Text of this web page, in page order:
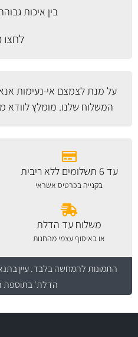
בין איכות
לחצו
על מנת לצמצם אי-נעימות
המשלוח שלנו. מומלץ לוודא
עד 6 תשלומים ללא ריבית
בקנייה בכרטיס אשראי
משלוח עד הדלת
או באיסוף עצמי מהחנות
התמונות להמחשה בלבד.עיין
הדלת' בתוספת